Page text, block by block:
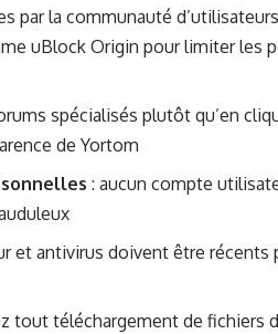
par la communauté
uBlock Origin pour limiter les
spécialisés plutôt qu’en
de Yortom
: aucun compte
et antivirus doivent être récents
tout téléchargement de fichiers